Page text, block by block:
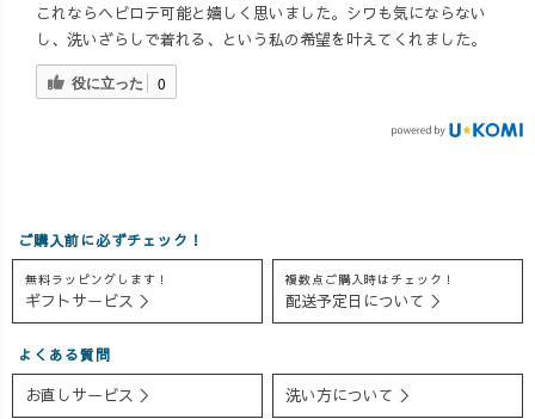
これならヘビロテ可能と嬉しく思いました。シワも気にならない
し、洗いざらしで着れる、という私の希望を叶えてくれました。
役に立った
0
ご購入前に必ずチェック！
無料ラッピングします！
ギフトサービス ＞
複数点ご購入時はチェック！
配送予定日について ＞
よくある質問
お直しサービス ＞ 洗い方について ＞